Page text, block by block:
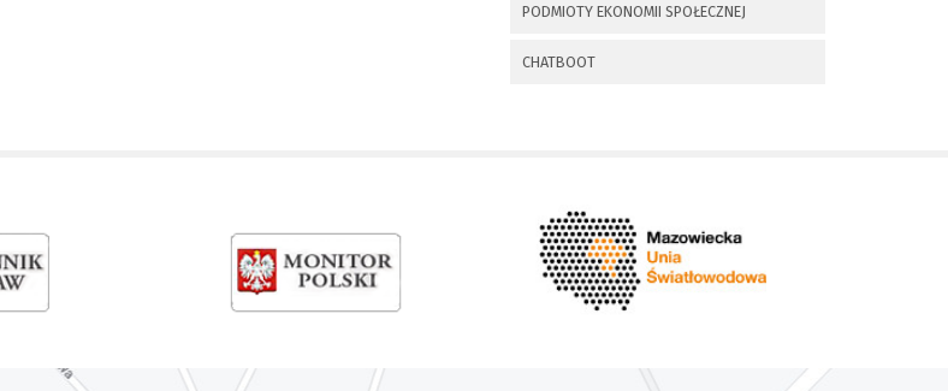
Bitwy pod
informacyjne 28.09.2021 r.
Invalid date
ZAPROSZENIE NA
Ludowych Regionów
PODMIOTY EKONOMII SPOŁECZNEJ
CHATBOOT